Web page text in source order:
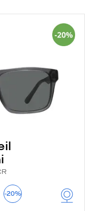
-20%